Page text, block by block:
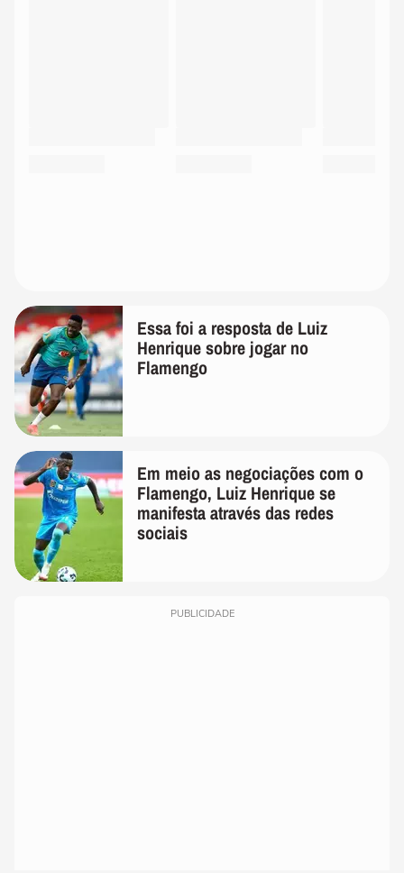
Essa foi a resposta de Luiz
Henrique sobre jogar no
Flamengo
Em meio as negociações com o
Flamengo, Luiz Henrique se
manifesta através das redes
sociais
PUBLICIDADE